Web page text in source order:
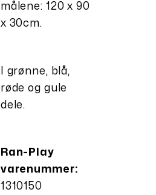
målene: 120 x 90
x 30cm.
I grønne, blå,
røde og gule
dele.
Ran-Play
varenummer:
1310150